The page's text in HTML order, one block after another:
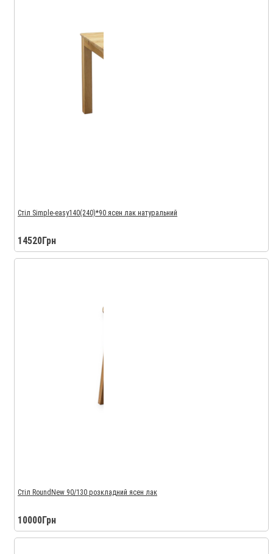
Стіл Simple-easy140(240)*90 ясен лак натуральний
14520Грн
Стіл RoundNew 90/130 розкладний ясен лак
10000Грн